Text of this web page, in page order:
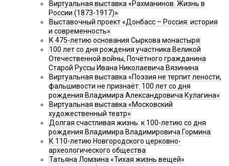
Виртуальная выставка «Рахманинов. Жизнь в
России (1873-1917)»
Выставочный проект «Донбасс – Россия: история
и современность»
К 475-летию основания Сыркова монастыря
100 лет со дня рождения участника Великой
Отечественной войны, Почётного гражданина
Старой Руссы Ивана Николаевича Вязинина
Виртуальная выставка «Поэзия не терпит лености,
фальшивости не признаёт: 100 лет со дня
рождения Владимира Александровича Кулагина»
Виртуальная выставка «Московский
художественный театр»
Долгая счастливая жизнь: к 100-летию со дня
рождения Владимира Владимировича Гормина
К 110-летию Новгородского церковно-
археологического общества
Татьяна Ломзина «Тихая жизнь вещей»